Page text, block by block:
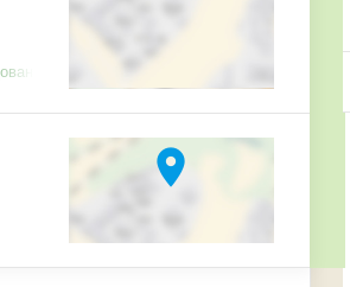
и консультация врачей на платной основе
location_on